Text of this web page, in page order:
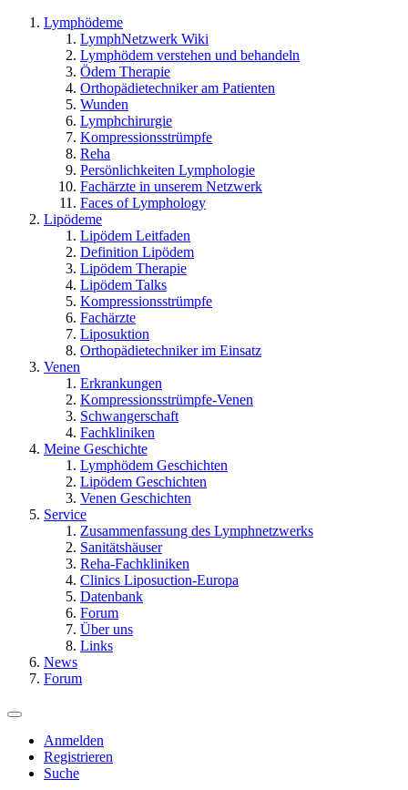
Lymphödeme
LymphNetzwerk Wiki
Lymphödem verstehen und behandeln
Ödem Therapie
Orthopädietechniker am Patienten
Wunden
Lymphchirurgie
Kompressionsstrümpfe
Reha
Persönlichkeiten Lymphologie
Fachärzte in unserem Netzwerk
Faces of Lymphology
Lipödeme
Lipödem Leitfaden
Definition Lipödem
Lipödem Therapie
Lipödem Talks
Kompressionsstrümpfe
Fachärzte
Liposuktion
Orthopädietechniker im Einsatz
Venen
Erkrankungen
Kompressionsstrümpfe-Venen
Schwangerschaft
Fachkliniken
Meine Geschichte
Lymphödem Geschichten
Lipödem Geschichten
Venen Geschichten
Service
Zusammenfassung des Lymphnetzwerks
Sanitätshäuser
Reha-Fachkliniken
Clinics Liposuction-Europa
Datenbank
Forum
Über uns
Links
News
Forum
Anmelden
Registrieren
Suche